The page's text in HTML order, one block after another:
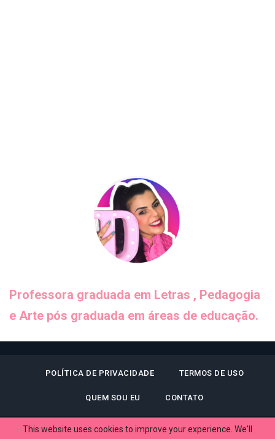
Professora graduada em Letras , Pedagogia
e Arte pós graduada em áreas de educação.
POLÍTICA DE PRIVACIDADE TERMOS DE USO
QUEM SOU EU CONTATO
This website uses cookies to improve your experience. We'll